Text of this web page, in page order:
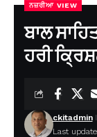
ਨਜ਼ਰੀਆ VIEW
ਬਾਲ
ਹਰੀ
Last
ckitadmin